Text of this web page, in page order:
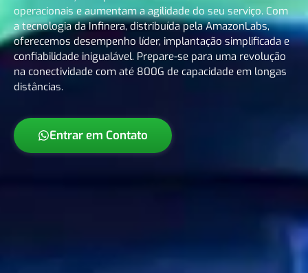
operacionais e aumentam a agilidade do seu serviço. Com
a tecnologia da Infinera, distribuída pela AmazonLabs,
oferecemos desempenho líder, implantação simplificada e
confiabilidade inigualável. Prepare-se para uma revolução
na conectividade com até 800G de capacidade em longas
distâncias.
Entrar em Contato